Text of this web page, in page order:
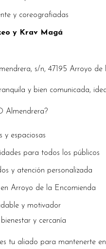
y coreografiadas
y Krav Magá
s/n, 47195 Arroyo
y bien comunicada,
Almendrera?
y espaciosas
para todos los públicos
y atención personalizada
Arroyo de la Encomienda
y motivador
y cercanía
es tu aliado para mantenerte